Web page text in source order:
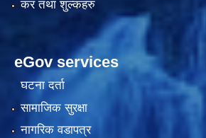
कर तथा शुल्कहरु
eGov services
घटना दर्ता
सामाजिक सुरक्षा
नागरिक वडापत्र